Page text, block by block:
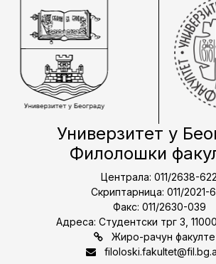
Универзитет у
Филолошки
Централа: 011/2638-622
Скриптарница: 011/2021-
Факс: 011/2630-039
Адреса: Студентски трг 3,
Жиро-рачун